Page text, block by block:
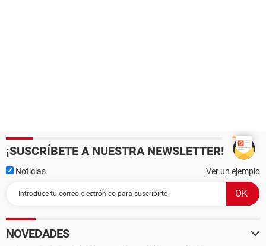
¡SUSCRÍBETE A NUESTRA NEWSLETTER!
Noticias Ver un ejemplo
NOVEDADES